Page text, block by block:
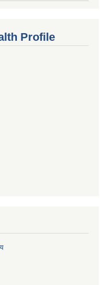
Profile